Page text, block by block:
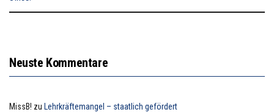
Neuste Kommentare
MissB! zu Lehrkräftemangel – staatlich gefördert